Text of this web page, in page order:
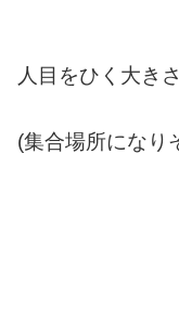
人目をひく大き
(集合場所になり